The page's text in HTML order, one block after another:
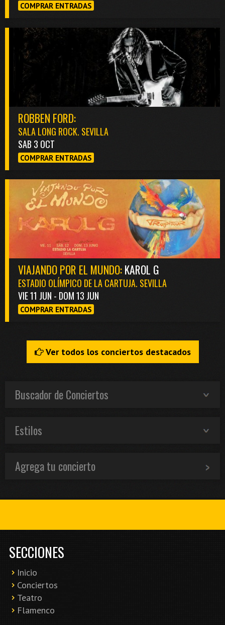
COMPRAR ENTRADAS
ROBBEN FORD:
SALA LONG ROCK. SEVILLA
SAB 3 OCT
COMPRAR ENTRADAS
VIAJANDO POR EL MUNDO:KAROL G
ESTADIO OLÍMPICO DE LA CARTUJA. SEVILLA
VIE 11 JUN - DOM 13 JUN
COMPRAR ENTRADAS
Ver todos los conciertos destacados
Buscador de Conciertos
Estilos
Agrega tu concierto
SECCIONES
Inicio
Conciertos
Teatro
Flamenco